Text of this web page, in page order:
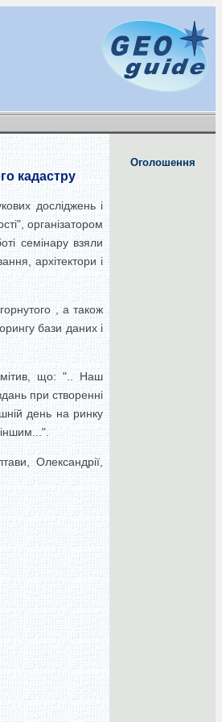
кадастру
досліджень і
організатором
семінару взяли
архітектори і
, а також
бази даних і
що: ".. Наш
при створенні
день на ринку
Олександрії,
Оголошення